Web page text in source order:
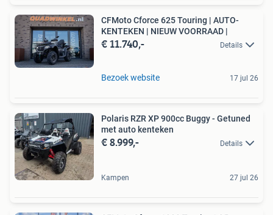
CFMoto Cforce 625 Touring | AUTO-
KENTEKEN | NIEUW VOORRAAD |
€ 11.740,- Details
Bezoek website 17 jul 26
Polaris RZR XP 900cc Buggy - Getuned
met auto kenteken
€ 8.999,- Details
Kampen 27 jul 26